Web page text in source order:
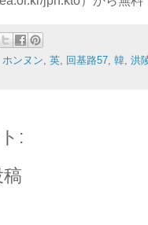
ホンヌン 英 回基路57 韓 洪
: